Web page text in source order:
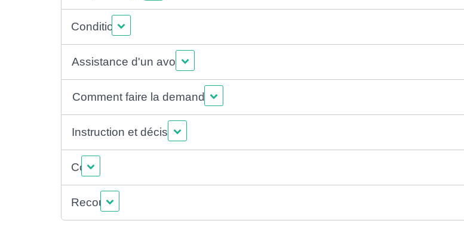
Conditions
Assistance d'un avocat
Comment faire la demande ?
Instruction et décision
Coût
Recours